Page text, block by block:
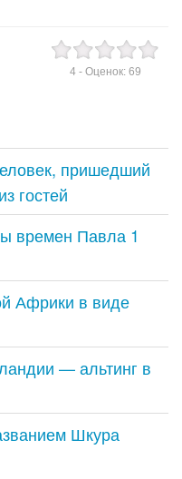
4- Оценок: 69
пришедший
гостей
времен Павла 1
Африки в виде
— альтинг в
Шкура